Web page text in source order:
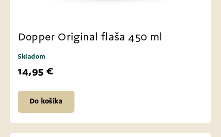
Dopper Original flaša 450 ml
Skladom
14,95 €
Do košíka